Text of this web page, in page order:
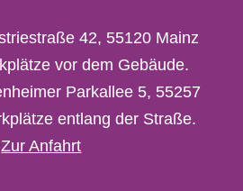
42, 55120 Mainz
vor dem Gebäude.
Parkallee 5, 55257
entlang der Straße.
Zur Anfahrt